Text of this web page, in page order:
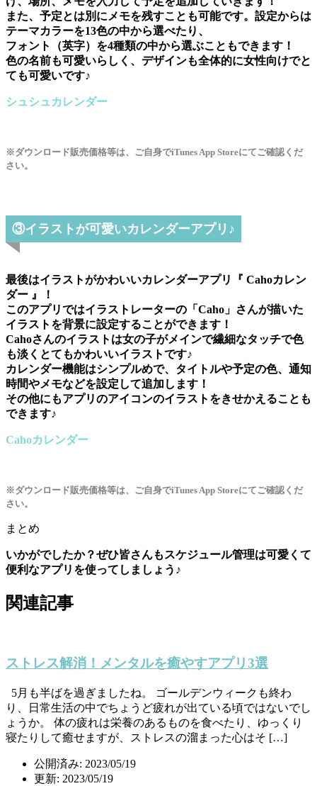
また、予定とは別にメモを残すことも可能です。設定からは
テーマカラーを13色の中から選べたり、
フォント（英字）を4種類の中から選ぶこともできます！
色の名前も可愛いらしく、デザインも全体的に女性向けでと
ても可愛いです♪
シュシュカレンダー
※ダウンロード販売価格等は、ご自身でiTunes App Storeにてご確認くだ
さい。
③イラストが可愛いカレンダーアプリ♪
最後はイラストがかわいいカレンダーアプリ『 Cahoカレン
ダー 』！
このアプリではイラストレーターの「Caho」さんが描いた
イラストを背景に設定することができます！
Cahoさんのイラストは女の子がメインで繊細なタッチで色
も淡くとてもかわいいイラストです♪
カレンダー機能はシンプルめで、タイトルや予定の色、通知
時間やメモなどを設定して追加します！
その他にもアプリのアイコンのイラストをきせかえることも
できます♪
Cahoカレンダー
※ダウンロード販売価格等は、ご自身でiTunes App Storeにてご確認くだ
さい。
まとめ
いかがでしたか？ぜひ皆さんもスケジュール管理は可愛くて
便利なアプリを使ってしましょう♪
関連記事
ストレス解消！メンタルを癒やすアプリ3選
5月も半ばを過ぎましたね。 ゴールデンウィークも終わ
り、日常生活の中でちょうど疲れが出ている頃ではないでし
ょうか。 体の疲れは栄養のあるものを食べたり、ゆっくり
寝たりして癒せますが、ストレスの溜まった心はそ […]
公開済み: 2023/05/19
更新: 2023/05/19